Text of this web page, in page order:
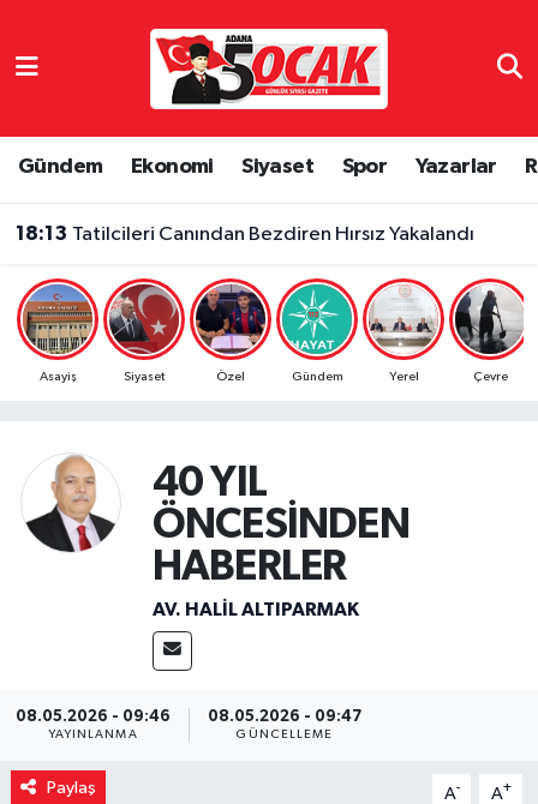
Gündem Ekonomi Siyaset Spor Yazarlar
18:13 Tatilcileri Canından Bezdiren Hırsız Yakalandı
Asayiş Siyaset Özel Gündem Yerel Çevre
40 YIL
ÖNCESİNDEN
HABERLER
AV. HALIL ALTIPARMAK
08.05.2026 - 09:46
YAYINLANMA
08.05.2026 - 09:47
GÜNCELLEME
Paylaş A- A+
Dünya
Eğitim
Gündem
Haber Reklam
Adana Nöbetçi Eczaneler
Adana Trafik Yoğunluk Haritası
Süper Lig Puan Durumu ve Fikstür
Son Dakika Haberleri
Haber Arşivi